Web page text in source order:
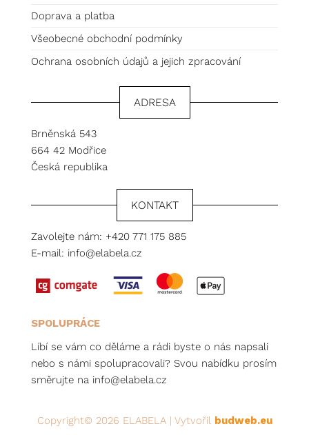
Doprava a platba
Všeobecné obchodní podmínky
Ochrana osobních údajů a jejich zpracování
ADRESA
Brněnská 543
664 42 Modřice
Česká republika
KONTAKT
Zavolejte nám: +420 771 175 885
E-mail: info@elabela.cz
SPOLUPRÁCE
Líbí se vám co děláme a rádi byste o nás napsali
nebo s námi spolupracovali? Svou nabídku prosím
směrujte na info@elabela.cz
Copyright© 2026 ELABELA | Vytvořil budweb.eu